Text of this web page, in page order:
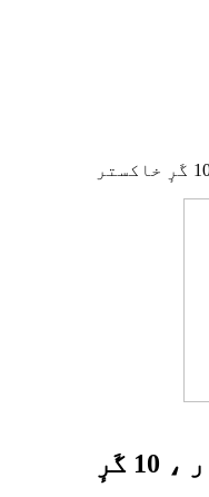
نوہٹہ سرینگرَس منٛز نار ، 10 گَرٕ